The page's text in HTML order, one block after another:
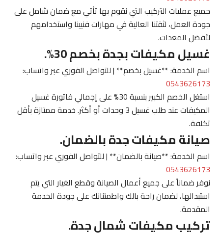
جميع عمليات التركيب التي نقوم بها تأتي مع ضمان شامل على
جودة العمل، لثقتنا العالية في مهارات فنيينا واستخدامهم
لأفضل المعدات.
غسيل مكيفات بجدة بخصم 30%.
اسم الخدمة: **غسيل بخصم** | للتواصل الفوري عبر واتساب:
0543626173
استغل الخصم الكبير بنسبة 30% على إجمالي فاتورة غسيل
المكيفات عند طلب غسيل 3 وحدات أو أكثر. خدمة ممتازة بأقل
تكلفة.
صيانة مكيفات جدة بالضمان.
اسم الخدمة: **صيانة بالضمان** | للتواصل الفوري عبر واتساب:
0543626173
نوفر ضماناً على جميع أعمال الصيانة وقطع الغيار التي يتم
استبدالها، لضمان راحة بالك واطمئنانك على جودة الخدمة
المقدمة.
تركيب مكيفات شمال جدة.